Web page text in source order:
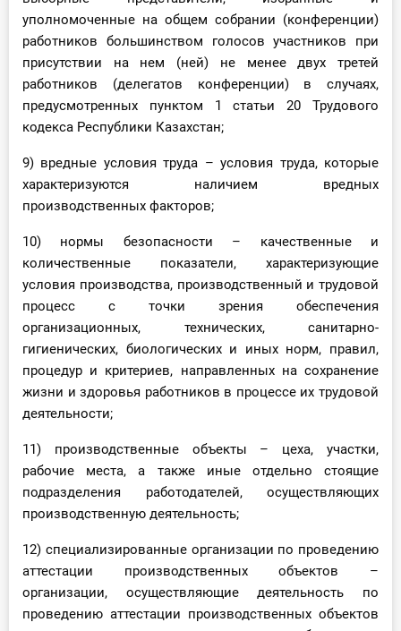
уполномоченные на общем собрании (конференции)
работников большинством голосов участников при
присутствии на нем (ней) не менее двух третей
работников (делегатов конференции) в случаях,
предусмотренных пунктом 1 статьи 20 Трудового
кодекса Республики Казахстан;
9) вредные условия труда – условия труда, которые
характеризуются наличием вредных
производственных факторов;
10) нормы безопасности – качественные и
количественные показатели, характеризующие
условия производства, производственный и трудовой
процесс с точки зрения обеспечения
организационных, технических, санитарно-
гигиенических, биологических и иных норм, правил,
процедур и критериев, направленных на сохранение
жизни и здоровья работников в процессе их трудовой
деятельности;
11) производственные объекты – цеха, участки,
рабочие места, а также иные отдельно стоящие
подразделения работодателей, осуществляющих
производственную деятельность;
12) специализированные организации по проведению
аттестации производственных объектов –
организации, осуществляющие деятельность по
проведению аттестации производственных объектов